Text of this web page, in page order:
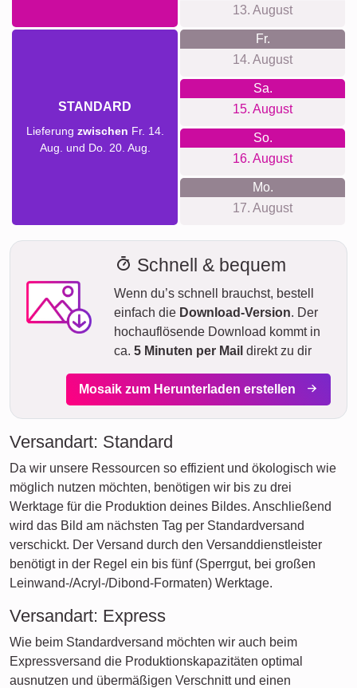
13. August
STANDARD
Lieferung zwischen Fr. 14.
Aug. und Do. 20. Aug.
Fr.
14. August
Sa.
15. August
So.
16. August
Mo.
17. August
Schnell & bequem
Wenn du’s schnell brauchst, bestell
einfach die Download-Version. Der
hochauflösende Download kommt in
ca. 5 Minuten per Mail direkt zu dir
Mosaik zum Herunterladen erstellen
Versandart: Standard
Da wir unsere Ressourcen so effizient und ökologisch wie
möglich nutzen möchten, benötigen wir bis zu drei
Werktage für die Produktion deines Bildes. Anschließend
wird das Bild am nächsten Tag per Standardversand
verschickt. Der Versand durch den Versanddienstleister
benötigt in der Regel ein bis fünf (Sperrgut, bei großen
Leinwand-/Acryl-/Dibond-Formaten) Werktage.
Versandart: Express
Wie beim Standardversand möchten wir auch beim
Expressversand die Produktionskapazitäten optimal
ausnutzen und übermäßigen Verschnitt und einen